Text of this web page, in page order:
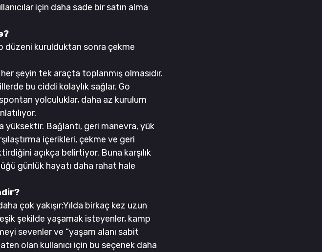
için daha sade bir satın alma
düzeni kurulduktan sonra çekme
şeyin tek araçta toplanmış olmasıdır.
bu ciddi kolaylık sağlar. Go
yolculuklar, daha az kurulum
yüksektir. Bağlantı, geri manevra, yük
içerikleri, çekme ve geri
açıkça belirtiyor. Buna karşılık
günlük hayatı daha rahat hale
çok yakışır:Yılda birkaç kez uzun
şekilde yaşamak isteyenler, kamp
sevenler ve “yaşam alanı sabit
olan kullanıcı için bu seçenek daha